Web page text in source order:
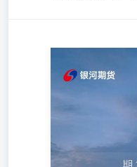
每 日 早 盘 观 察
增
期货：市场波动下
动增加价格偏强
跌
脂板块：油脂整体